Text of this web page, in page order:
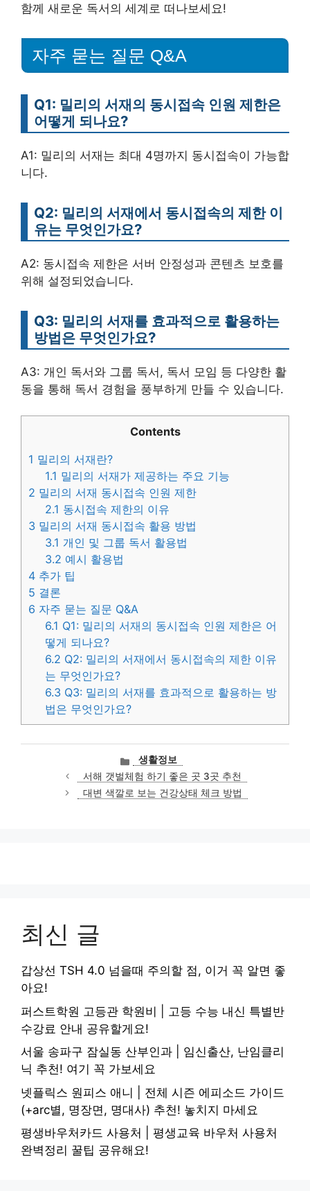
함께 새로운 독서의 세계로 떠나보세요!
자주 묻는 질문 Q&A
Q1: 밀리의 서재의 동시접속 인원 제한은
어떻게 되나요?
A1: 밀리의 서재는 최대 4명까지 동시접속이 가능합
니다.
Q2: 밀리의 서재에서 동시접속의 제한 이
유는 무엇인가요?
A2: 동시접속 제한은 서버 안정성과 콘텐츠 보호를
위해 설정되었습니다.
Q3: 밀리의 서재를 효과적으로 활용하는
방법은 무엇인가요?
A3: 개인 독서와 그룹 독서, 독서 모임 등 다양한 활
동을 통해 독서 경험을 풍부하게 만들 수 있습니다.
Contents
1 밀리의 서재란?
1.1 밀리의 서재가 제공하는 주요 기능
2 밀리의 서재 동시접속 인원 제한
2.1 동시접속 제한의 이유
3 밀리의 서재 동시접속 활용 방법
3.1 개인 및 그룹 독서 활용법
3.2 예시 활용법
4 추가 팁
5 결론
6 자주 묻는 질문 Q&A
6.1 Q1: 밀리의 서재의 동시접속 인원 제한은 어
떻게 되나요?
6.2 Q2: 밀리의 서재에서 동시접속의 제한 이유
는 무엇인가요?
6.3 Q3: 밀리의 서재를 효과적으로 활용하는 방
법은 무엇인가요?
카
테
고
리
생활정보
서해 갯벌체험 하기 좋은 곳 3곳 추천
대변 색깔로 보는 건강상태 체크 방법
최신 글
갑상선 TSH 4.0 넘을때 주의할 점, 이거 꼭 알면 좋
아요!
퍼스트학원 고등관 학원비 | 고등 수능 내신 특별반
수강료 안내 공유할게요!
서울 송파구 잠실동 산부인과 | 임신출산, 난임클리
닉 추천! 여기 꼭 가보세요
넷플릭스 원피스 애니 | 전체 시즌 에피소드 가이드
(+arc별, 명장면, 명대사) 추천! 놓치지 마세요
평생바우처카드 사용처 | 평생교육 바우처 사용처
완벽정리 꿀팁 공유해요!